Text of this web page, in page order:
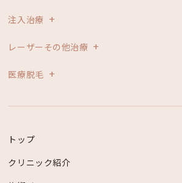
注入治療
レーザーその他治療
医療脱毛
トップ
クリニック紹介